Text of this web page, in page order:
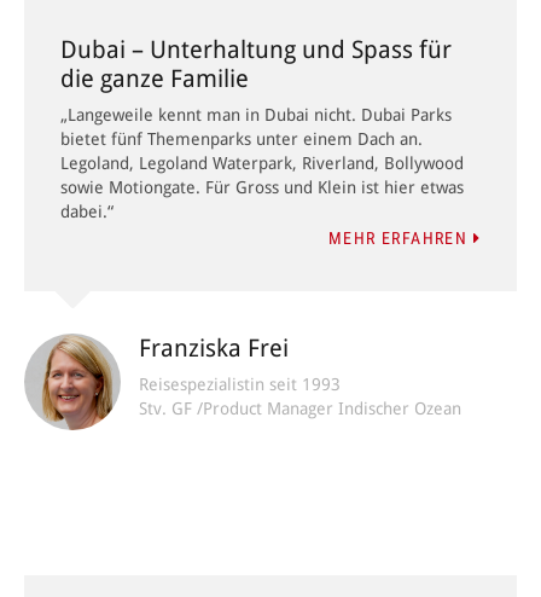
Dubai – Unterhaltung und Spass für
die ganze Familie
„Langeweile kennt man in Dubai nicht. Dubai Parks
bietet fünf Themenparks unter einem Dach an.
Legoland, Legoland Waterpark, Riverland, Bollywood
sowie Motiongate. Für Gross und Klein ist hier etwas
dabei.“
MEHR ERFAHREN
Franziska Frei
Reisespezialistin seit 1993
Stv. GF /Product Manager Indischer Ozean